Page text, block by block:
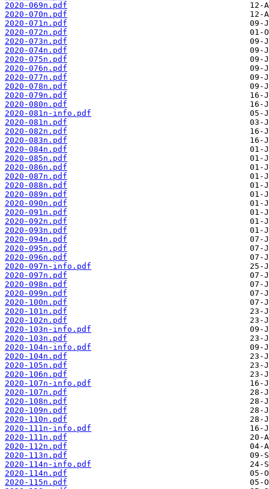
2020-069n.pdf
2020-070n.pdf
2020-071n.pdf
2020-072n.pdf
2020-073n.pdf
2020-074n.pdf
2020-075n.pdf
2020-076n.pdf
2020-077n.pdf
2020-078n.pdf
2020-079n.pdf
2020-080n.pdf
2020-081n-info.pdf
2020-081n.pdf
2020-082n.pdf
2020-083n.pdf
2020-084n.pdf
2020-085n.pdf
2020-086n.pdf
2020-087n.pdf
2020-088n.pdf
2020-089n.pdf
2020-090n.pdf
2020-091n.pdf
2020-092n.pdf
2020-093n.pdf
2020-094n.pdf
2020-095n.pdf
2020-096n.pdf
2020-097n-info.pdf
2020-097n.pdf
2020-098n.pdf
2020-099n.pdf
2020-100n.pdf
2020-101n.pdf
2020-102n.pdf
2020-103n-info.pdf
2020-103n.pdf
2020-104n-info.pdf
2020-104n.pdf
2020-105n.pdf
2020-106n.pdf
2020-107n-info.pdf
2020-107n.pdf
2020-108n.pdf
2020-109n.pdf
2020-110n.pdf
2020-111n-info.pdf
2020-111n.pdf
2020-112n.pdf
2020-113n.pdf
2020-114n-info.pdf
2020-114n.pdf
2020-115n.pdf